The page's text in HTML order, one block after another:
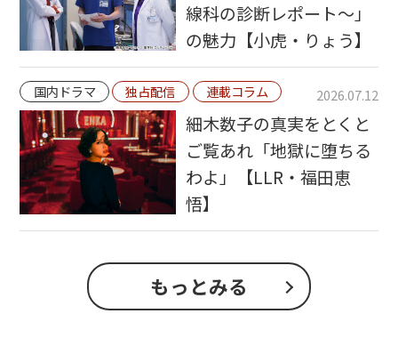
線科の診断レポート〜」
の魅力【小虎・りょう】
国内ドラマ 独占配信 連載コラム 2026.07.12
細木数子の真実をとくと
ご覧あれ「地獄に堕ちる
わよ」【LLR・福田恵
悟】
もっとみる